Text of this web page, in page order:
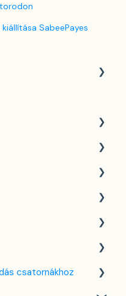
SabeePayes
csatornákhoz